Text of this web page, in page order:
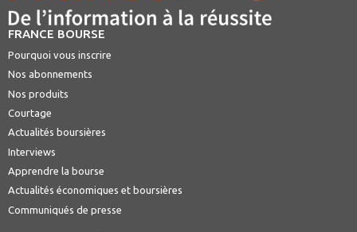
FRANCE BOURSE
Pourquoi vous inscrire
Nos abonnements
Nos produits
Courtage
Actualités boursières
Interviews
Apprendre la bourse
Actualités économiques et boursières
Communiqués de presse